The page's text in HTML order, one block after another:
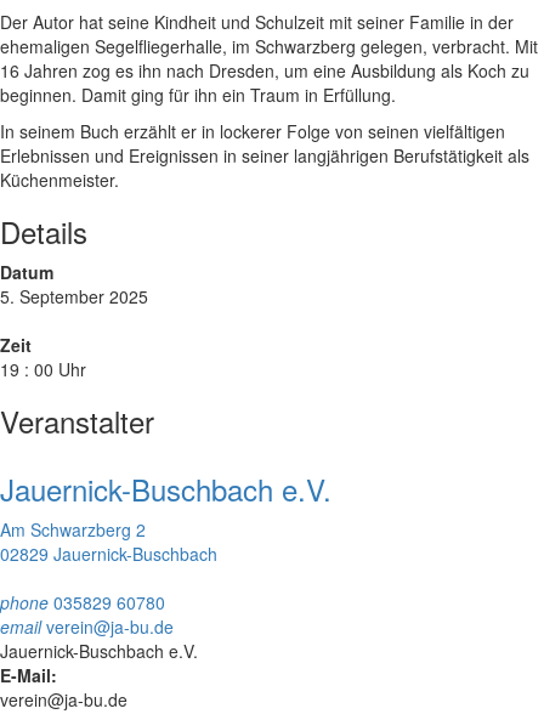
Der Autor hat seine Kindheit und Schulzeit mit seiner Familie in der
ehemaligen Segelfliegerhalle, im Schwarzberg gelegen, verbracht. Mit
16 Jahren zog es ihn nach Dresden, um eine Ausbildung als Koch zu
beginnen. Damit ging für ihn ein Traum in Erfüllung.
In seinem Buch erzählt er in lockerer Folge von seinen vielfältigen
Erlebnissen und Ereignissen in seiner langjährigen Berufstätigkeit als
Küchenmeister.
Details
Datum
5. September 2025
Zeit
19 : 00 Uhr
Veranstalter
Jauernick-Buschbach e.V.
Am Schwarzberg 2
02829 Jauernick-Buschbach
phone 035829 60780
emailverein@ja-bu.de
Jauernick-Buschbach e.V.
E-Mail:
verein@ja-bu.de